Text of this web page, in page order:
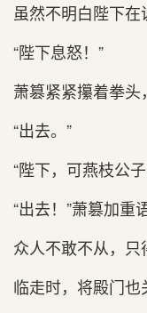
虽然不明白陛下在
“陛下息怒！”
萧篡紧紧攥着拳头
“出去。”
“陛下，可燕枝公
“出去！”萧篡加重
众人不敢不从，只
临走时，将殿门也